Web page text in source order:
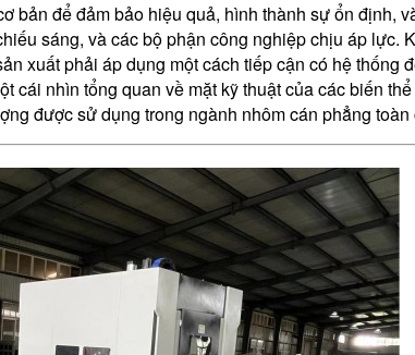
bản để đảm bảo hiệu quả, hình thành sự ổn định,
sáng, và các bộ phận công nghiệp chịu áp lực.
xuất phải áp dụng một cách tiếp cận có hệ thống
cái nhìn tổng quan về mặt kỹ thuật của các biến
được sử dụng trong ngành nhôm cán phẳng toàn